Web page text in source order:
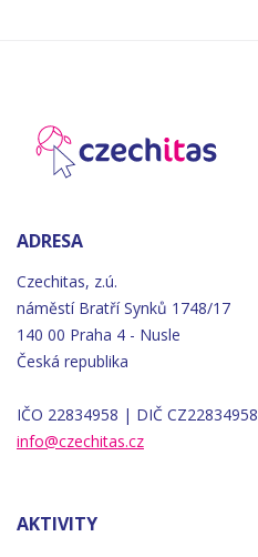
ADRESA
Czechitas, z.ú.
náměstí Bratří Synků 1748/17
140 00 Praha 4 - Nusle
Česká republika
IČO 22834958 | DIČ CZ22834958
info@czechitas.cz
AKTIVITY